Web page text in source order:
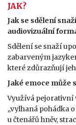
JAK?
Jak se sdělení
audiovizuální
Sdělení se snaží
zabarveným
které zdůrazňují
Jaké emoce může
Využívá pejorativní
„vylhaná pohádka
u čtenářů hněv,